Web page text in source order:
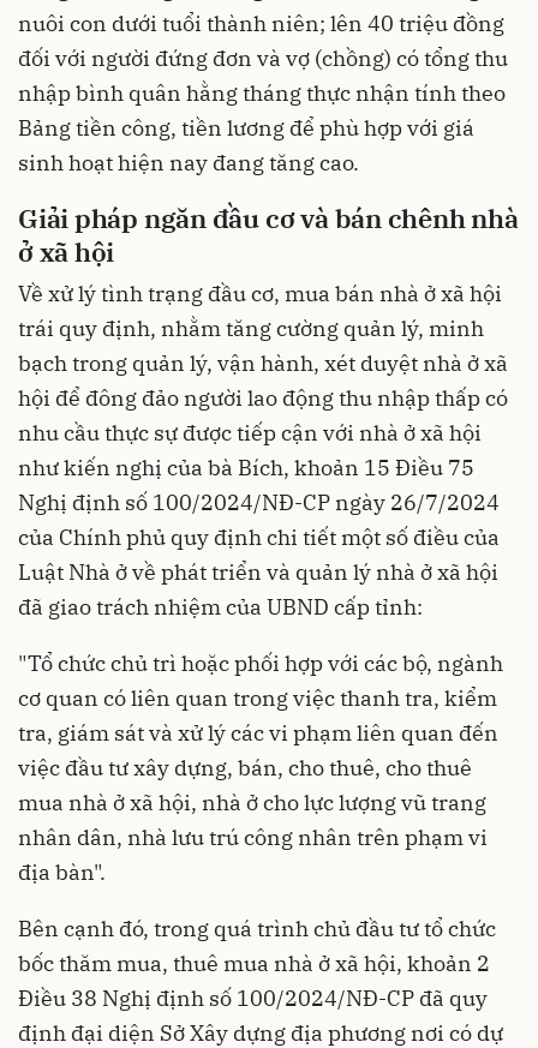
nuôi con dưới tuổi thành niên; lên 40 triệu đồng
đối với người đứng đơn và vợ (chồng) có tổng thu
nhập bình quân hằng tháng thực nhận tính theo
Bảng tiền công, tiền lương để phù hợp với giá
sinh hoạt hiện nay đang tăng cao.
Giải pháp ngăn đầu cơ và bán chênh nhà
ở xã hội
Về xử lý tình trạng đầu cơ, mua bán nhà ở xã hội
trái quy định, nhằm tăng cường quản lý, minh
bạch trong quản lý, vận hành, xét duyệt nhà ở xã
hội để đông đảo người lao động thu nhập thấp có
nhu cầu thực sự được tiếp cận với nhà ở xã hội
như kiến nghị của bà Bích, khoản 15 Điều 75
Nghị định số 100/2024/NĐ-CP ngày 26/7/2024
của Chính phủ quy định chi tiết một số điều của
Luật Nhà ở về phát triển và quản lý nhà ở xã hội
đã giao trách nhiệm của UBND cấp tỉnh:
"Tổ chức chủ trì hoặc phối hợp với các bộ, ngành
cơ quan có liên quan trong việc thanh tra, kiểm
tra, giám sát và xử lý các vi phạm liên quan đến
việc đầu tư xây dựng, bán, cho thuê, cho thuê
mua nhà ở xã hội, nhà ở cho lực lượng vũ trang
nhân dân, nhà lưu trú công nhân trên phạm vi
địa bàn".
Bên cạnh đó, trong quá trình chủ đầu tư tổ chức
bốc thăm mua, thuê mua nhà ở xã hội, khoản 2
Điều 38 Nghị định số 100/2024/NĐ-CP đã quy
định đại diện Sở Xây dựng địa phương nơi có dự